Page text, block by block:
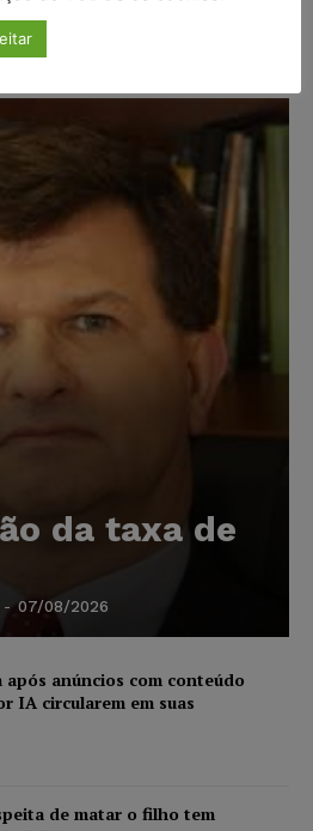
da taxa de
- 07/08/2026
anúncios com conteúdo
IA circularem em suas
de matar o filho tem